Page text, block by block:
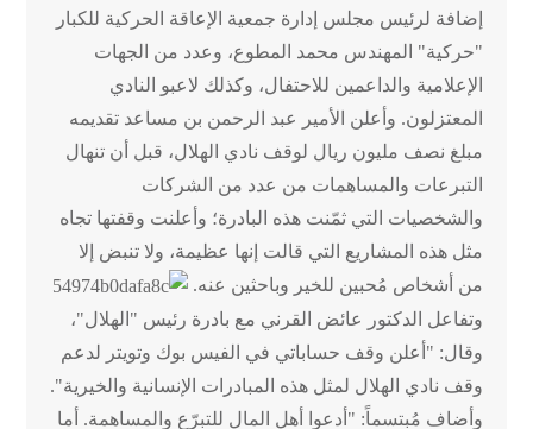
إضافة لرئيس مجلس إدارة جمعية الإعاقة الحركية للكبار
"حركية" المهندس محمد المطوع، وعدد من الجهات
الإعلامية والداعمين للاحتفال، وكذلك لاعبو النادي
المعتزلون. وأعلن الأمير عبد الرحمن بن مساعد تقديمه
مبلغ نصف مليون ريال لوقف نادي الهلال، قبل أن تنهال
التبرعات والمساهمات من عدد من الشركات
والشخصيات التي ثمّنت هذه البادرة؛ وأعلنت وقفتها تجاه
مثل هذه المشاريع التي قالت إنها عظيمة، ولا تنبض إلا
من أشخاص مُحبين للخير وباحثين عنه.
وتفاعل الدكتور عائض القرني مع بادرة رئيس "الهلال"،
وقال: "أعلن وقف حساباتي في الفيس بوك وتويتر لدعم
وقف نادي الهلال لمثل هذه المبادرات الإنسانية والخيرية".
وأضاف مُبتسماً: "أدعوا أهل المال للتبرّع والمساهمة. أما